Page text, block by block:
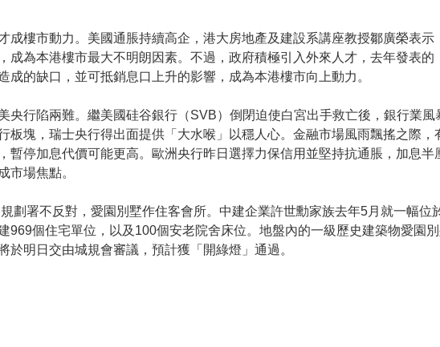
成樓市動力。美國通脹持續高企，港大房地產及建設系講座教授鄒廣榮表示
成為本港樓市最大不明朗因素。不過，政府積極引入外來人才，去年發表的
成的缺口，並可抵銷息口上升的影響，成為本港樓市向上動力。
央行陷兩難。繼美國硅谷銀行（SVB）倒閉迫使白宮出手救亡後，銀行業
板塊，瑞士央行得出面提供「大水喉」以穩人心。金融市場風雨飄搖之際，
暫停加息代價可能更高。歐洲央行昨日選擇力保信用並堅持抗通脹，加息半
市場焦點。
劃署不反對，愛園別墅作住客會所。中建企業許世勳家族去年5月就一幅位
969個住宅單位，以及100個安老院舍床位。地盤內的一級歷史建築物愛園
於明日交由城規會審議，預計獲「開綠燈」通過。